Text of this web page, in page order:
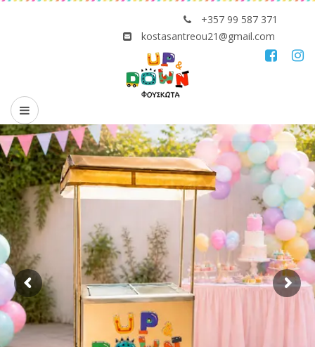
+357 99 587 371
kostasantreou21@gmail.com